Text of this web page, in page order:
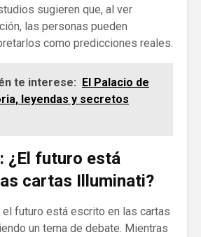
sugieren que, al ver
las personas pueden
como predicciones reales.
te interese: El Palacio de
leyendas y secretos
¿El futuro está
cartas Illuminati?
el futuro está escrito en las cartas
un tema de debate. Mientras